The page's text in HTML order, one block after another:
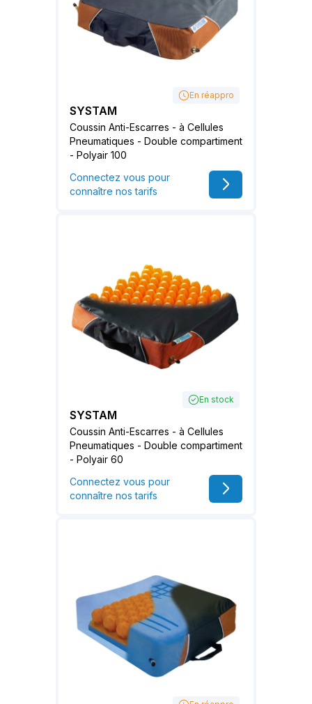
En réappro
SYSTAM
Coussin Anti-Escarres - à Cellules
Pneumatiques - Double compartiment
- Polyair 100
Connectez vous pour
connaître nos tarifs
En stock
SYSTAM
Coussin Anti-Escarres - à Cellules
Pneumatiques - Double compartiment
- Polyair 60
Connectez vous pour
connaître nos tarifs